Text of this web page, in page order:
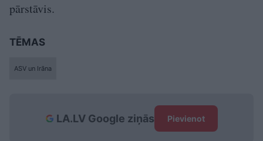
pārstāvis.
TĒMAS
ASV un Irāna
LA.LV Google ziņās Pievienot